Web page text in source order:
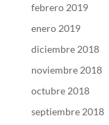
febrero 2019
enero 2019
diciembre 2018
noviembre 2018
octubre 2018
septiembre 2018